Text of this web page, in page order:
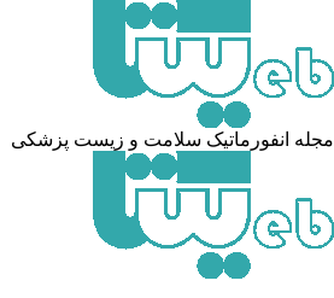
انفورماتیک سلامت و زیست پزشکی